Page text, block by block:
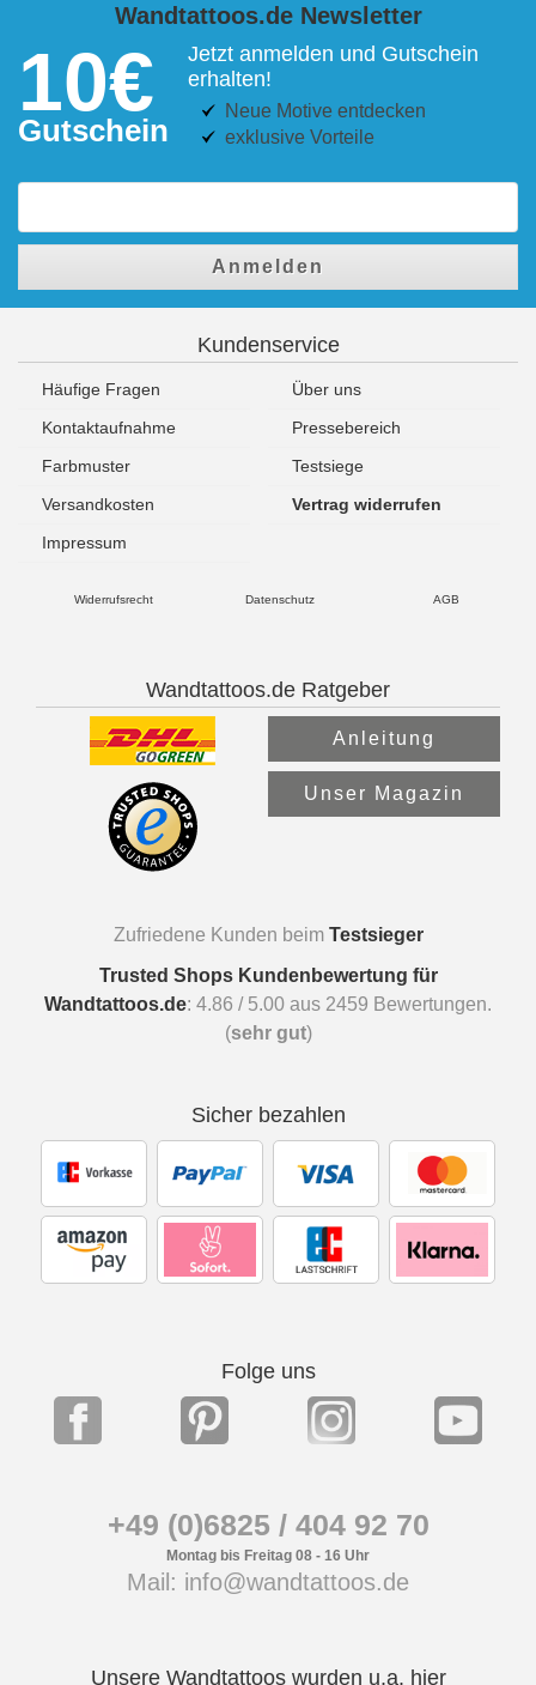
Wandtattoos.de Newsletter
10€
Gutschein
Jetzt anmelden und Gutschein
erhalten!
Neue Motive entdecken
exklusive Vorteile
Anmelden
Kundenservice
Häufige Fragen
Über uns
Kontaktaufnahme
Pressebereich
Farbmuster
Testsiege
Versandkosten
Vertrag widerrufen
Impressum
Widerrufsrecht Datenschutz AGB
Wandtattoos.de Ratgeber
Anleitung
Unser Magazin
Zufriedene Kunden beim Testsieger
Trusted Shops Kundenbewertung für
Wandtattoos.de: 4.86 / 5.00 aus 2459 Bewertungen.
(sehr gut)
Sicher bezahlen
Folge uns
+49 (0)6825 / 404 92 70
Montag bis Freitag 08 - 16 Uhr
Mail: info@wandtattoos.de
Unsere Wandtattoos wurden u.a. hier